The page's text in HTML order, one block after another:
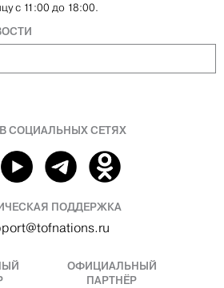
с 11:00 до 18:00.
В СОЦИАЛЬНЫХ СЕТЯХ
ПОДДЕРЖКА
ОФИЦИАЛЬНЫЙ
ПАРТНЁР